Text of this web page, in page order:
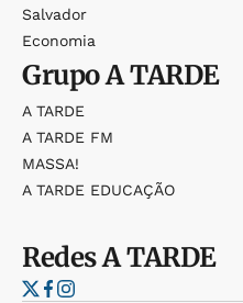
Salvador
Economia
GrupoA TARDE
A TARDE
A TARDE FM
MASSA!
A TARDE EDUCAÇÃO
RedesA TARDE